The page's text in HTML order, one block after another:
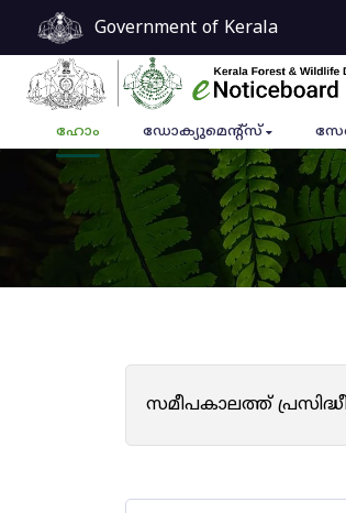
Government of Kerala
ഹോം ഡോക്യുമെൻ്റ്സ്
സമീപകാലത്ത്